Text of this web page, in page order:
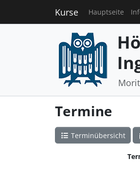
Kurse Hauptseite
Termine
Terminübersicht